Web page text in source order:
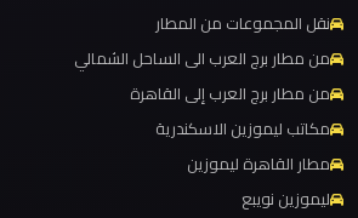
ليموزين مطار برج العرب
ليموزين مطار القاهرة الي اسكندرية
ليموزين مطار القاهرة الدولي
ليموزين مطار القاهرة الخط الساخن
ليموزين مطار القاهرة أسعار
والمناسبات
ليموزين
كفر
الشيخ
نقل المجموعات من المطار
من مطار برج العرب الى الساحل الشمالي
من مطار برج العرب إلى القاهرة
مكاتب ليموزين الاسكندرية
مطار القاهرة ليموزين
ليموزين نويبع